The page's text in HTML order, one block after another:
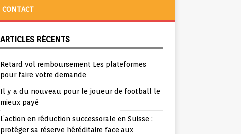
CONTACT
ARTICLES RÉCENTS
Retard vol remboursement Les plateformes
pour faire votre demande
Il y a du nouveau pour le joueur de football le
mieux payé
L’action en réduction successorale en Suisse :
protéger sa réserve héréditaire face aux